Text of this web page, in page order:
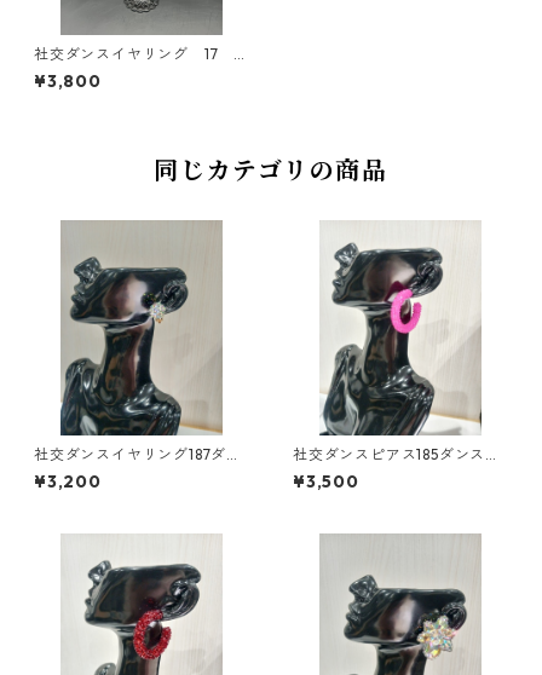
社交ダンスイヤリング 17 ダ
ンスアクセサリー ベリーダ
ンス ブライダルアクセサリ
¥3,800
同じカテゴリの商品
社交ダンスイヤリング187ダン
スアクセサリーベリーダンス
ブライダルアクセサリー
¥3,200
社交ダンスピアス185ダンスア
クセサリーベリーダンスブラ
イダルアクセサリー
¥3,500